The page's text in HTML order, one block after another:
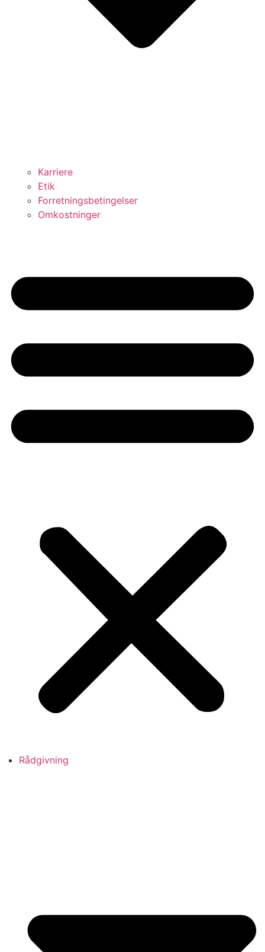
Karriere
Etik
Forretningsbetingelser
Omkostninger
Rådgivning